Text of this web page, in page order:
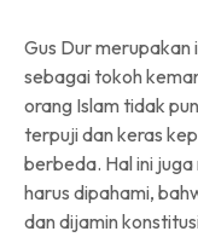
Gus Dur merupakan
sebagai tokoh
orang Islam tidak
terpuji dan keras
berbeda. Hal ini
harus dipahami,
dan dijamin